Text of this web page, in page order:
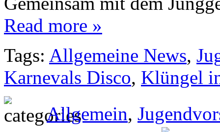
Read more »
Tags: Allgemeine News,
Karnevals Disco, Klüngel
Allgemein,